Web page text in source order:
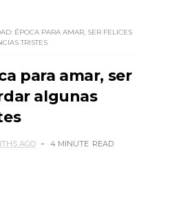
ÉPOCA PARA AMAR, SER FELICES
TRISTES
para amar, ser
algunas
AGO 4 MINUTE READ